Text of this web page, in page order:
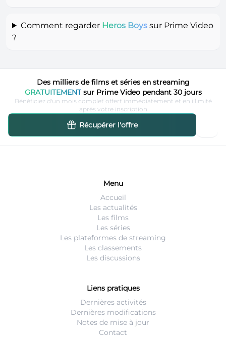
Comment regarder Heros Boyssur Prime Video
?
Des milliers de films et séries en streaming
GRATUITEMENTsur Prime Video pendant 30 jours
Bénéficiez d'un mois complet offert immédiatement et en illimité
après votre inscription
Récupérer l'offre
Menu
Accueil
Les actualités
Les films
Les séries
Les plateformes de streaming
Les classements
Les discussions
Liens pratiques
Dernières activités
Dernières modifications
Notes de mise à jour
Contact